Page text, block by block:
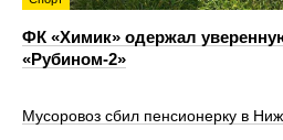
ФК «Химик» одержал
«Рубином‑2»
Мусоровоз сбил пенсионерку в